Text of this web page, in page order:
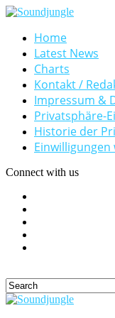
Home
Latest News
Charts
Kontakt /
Impressum &
Privatsphäre-
Historie der
Connect with us